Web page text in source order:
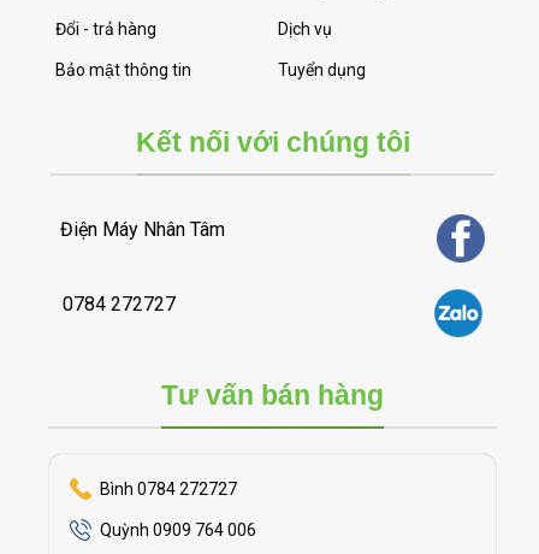
Đổi - trả hàng
Bảo mật thông tin
Dịch vụ
Tuyển dụng
Kết nối với chúng tôi
Điện Máy Nhân Tâm
0784 272727
Tư vấn bán hàng
Bình 0784 272727
Quỳnh 0909 764 006